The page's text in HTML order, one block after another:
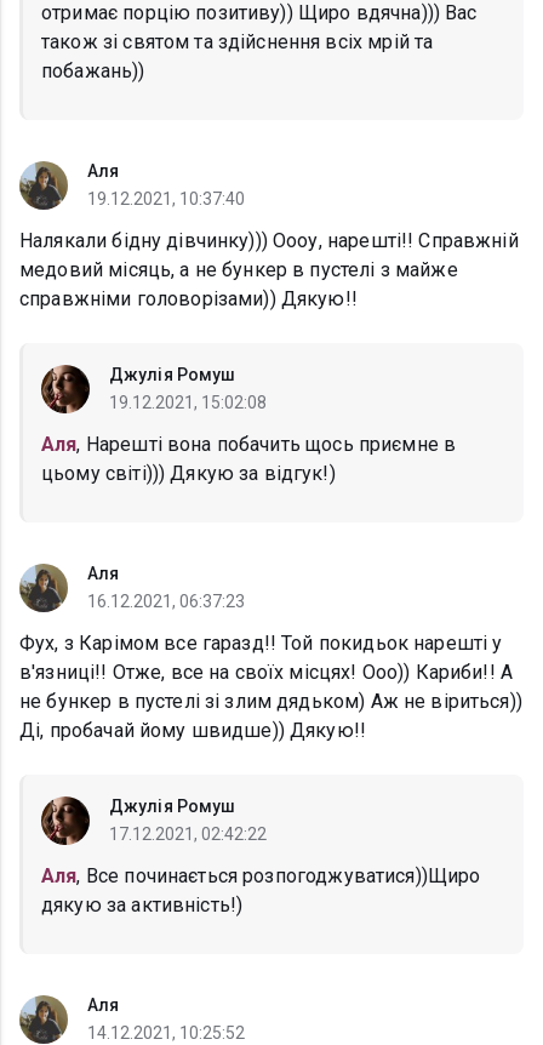
отримає порцію позитиву)) Щиро вдячна))) Вас
також зі святом та здійснення всіх мрій та
побажань))
Аля
19.12.2021, 10:37:40
Налякали бідну дівчинку))) Оооу, нарешті!! Справжній
медовий місяць, а не бункер в пустелі з майже
справжніми головорізами)) Дякую!!
Джулія Ромуш
19.12.2021, 15:02:08
Аля, Нарешті вона побачить щось приємне в
цьому світі))) Дякую за відгук!)
Аля
16.12.2021, 06:37:23
Фух, з Карімом все гаразд!! Той покидьок нарешті у
в'язниці!! Отже, все на своїх місцях! Ооо)) Кариби!! А
не бункер в пустелі зі злим дядьком) Аж не віриться))
Ді, пробачай йому швидше)) Дякую!!
Джулія Ромуш
17.12.2021, 02:42:22
Аля, Все починається розпогоджуватися))Щиро
дякую за активність!)
Аля
14.12.2021, 10:25:52